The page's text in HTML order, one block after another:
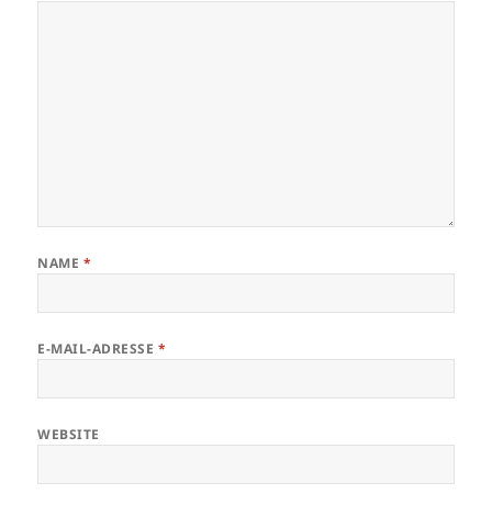
NAME *
E-MAIL-ADRESSE *
WEBSITE